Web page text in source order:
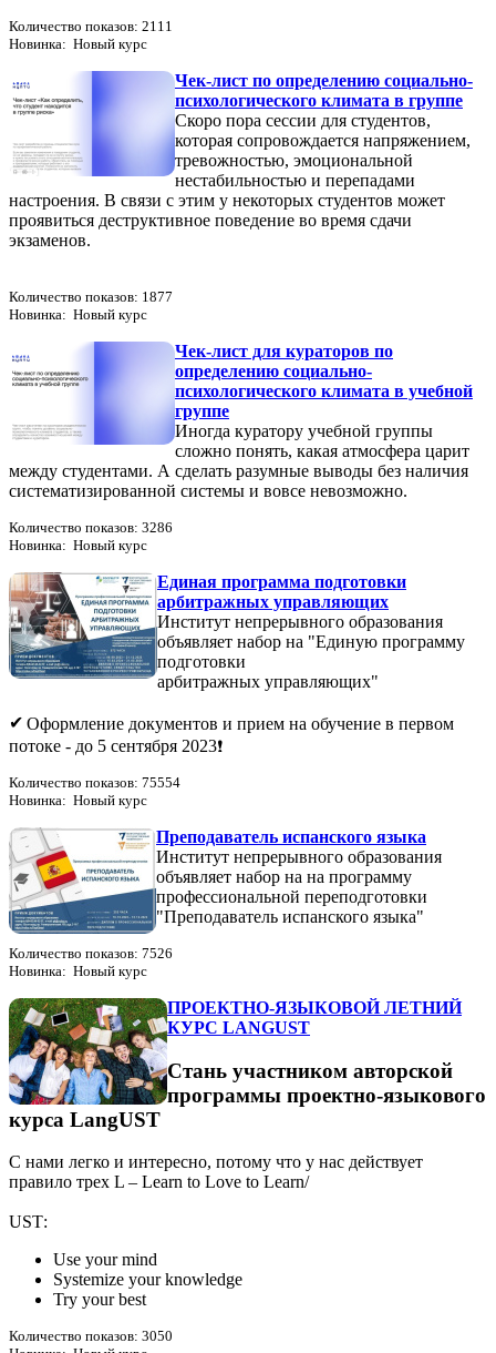
Количество показов: 2111
Новинка: Новый курс
Чек-лист по определению социально-
психологического климата в группе
Скоро пора сессии для студентов,
которая сопровождается напряжением,
тревожностью, эмоциональной
нестабильностью и перепадами
настроения. В связи с этим у некоторых студентов может
проявиться деструктивное поведение во время сдачи
экзаменов.
Количество показов: 1877
Новинка: Новый курс
Чек-лист для кураторов по
определению социально-
психологического климата в учебной
группе
Иногда куратору учебной группы
сложно понять, какая атмосфера царит
между студентами. А сделать разумные выводы без наличия
систематизированной системы и вовсе невозможно.
Количество показов: 3286
Новинка: Новый курс
Единая программа подготовки
арбитражных управляющих
Институт непрерывного образования
объявляет набор на "Единую программу
подготовки
арбитражных управляющих"
Оформление документов и прием на обучение в первом
потоке - до 5 сентября 2023
Количество показов: 75554
Новинка: Новый курс
Преподаватель испанского языка
Институт непрерывного образования
объявляет набор на на программу
профессиональной переподготовки
"Преподаватель испанского языка"
Количество показов: 7526
Новинка: Новый курс
ПРОЕКТНО-ЯЗЫКОВОЙ ЛЕТНИЙ
КУРС LANGUST
Стань участником авторской
программы проектно-языкового
курса LangUST
С нами легко и интересно, потому что у нас действует
правило трех L – Learn to Love to Learn/
USТ:
Use your mind
Systemize your knowledge
Try your best
Количество показов: 3050